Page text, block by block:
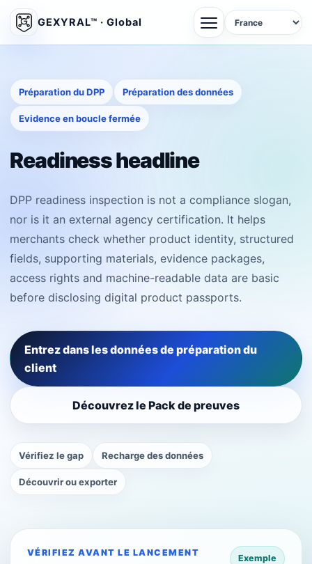
GEXYRAL™ · Global
Préparation du DPP Préparation des données
Evidence en boucle fermée
Readiness headline
DPP readiness inspection is not a compliance slogan,
nor is it an external agency certification. It helps
merchants check whether product identity, structured
fields, supporting materials, evidence packages,
access rights and machine-readable data are basic
before disclosing digital product passports.
Entrez dans les données de préparation du
client
Découvrez le Pack de preuves
Vérifiez le gap Recharge des données
Découvrir ou exporter
VÉRIFIEZ AVANT LE LANCEMENT
Exemple